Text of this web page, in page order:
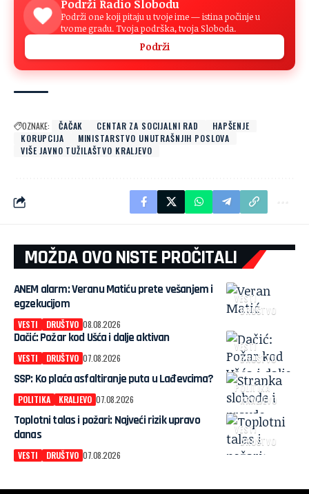
Podrži Radio Slobodu
Podrži one koji pitaju u tvoje ime — istina počinje u
tvome gradu. Tvoja podrška, tvoja Sloboda.
Podrži
OZNAKE: ČAČAK CENTAR ZA SOCIJALNI RAD
HAPŠENJE
KORUPCIJA
MINISTARSTVO UNUTRAŠNJIH POSLOVA
VIŠE JAVNO TUŽILAŠTVO KRALJEVO
MOŽDA OVO NISTE PROČITALI
VESTI
DRUŠTVO
ANEM alarm: Veranu Matiću prete vešanjem i
egzekucijom
VESTI DRUŠTVO 08.08.2026
VESTI
DRUŠTVO
Dačić: Požar kod Ušća i dalje aktivan
VESTI DRUŠTVO 07.08.2026
POLITIKA
KRALJEVO
SSP: Ko plaća asfaltiranje puta u Lađevcima?
POLITIKA KRALJEVO 07.08.2026
VESTI
DRUŠTVO
Toplotni talas i požari: Najveći rizik upravo
danas
VESTI DRUŠTVO 07.08.2026